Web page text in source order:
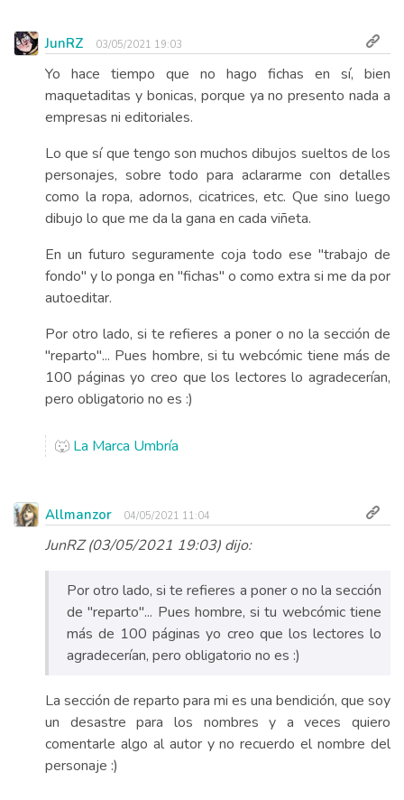
JunRZ 03/05/2021 19:03
Yo hace tiempo que no hago fichas en sí, bien
maquetaditas y bonicas, porque ya no presento nada a
empresas ni editoriales.
Lo que sí que tengo son muchos dibujos sueltos de los
personajes, sobre todo para aclararme con detalles
como la ropa, adornos, cicatrices, etc. Que sino luego
dibujo lo que me da la gana en cada viñeta.
En un futuro seguramente coja todo ese "trabajo de
fondo" y lo ponga en "fichas" o como extra si me da por
autoeditar.
Por otro lado, si te refieres a poner o no la sección de
"reparto"... Pues hombre, si tu webcómic tiene más de
100 páginas yo creo que los lectores lo agradecerían,
pero obligatorio no es :)
🐺 La Marca Umbría
Allmanzor 04/05/2021 11:04
JunRZ (03/05/2021 19:03) dijo:
Por otro lado, si te refieres a poner o no la sección
de "reparto"... Pues hombre, si tu webcómic tiene
más de 100 páginas yo creo que los lectores lo
agradecerían, pero obligatorio no es :)
La sección de reparto para mi es una bendición, que soy
un desastre para los nombres y a veces quiero
comentarle algo al autor y no recuerdo el nombre del
personaje :)